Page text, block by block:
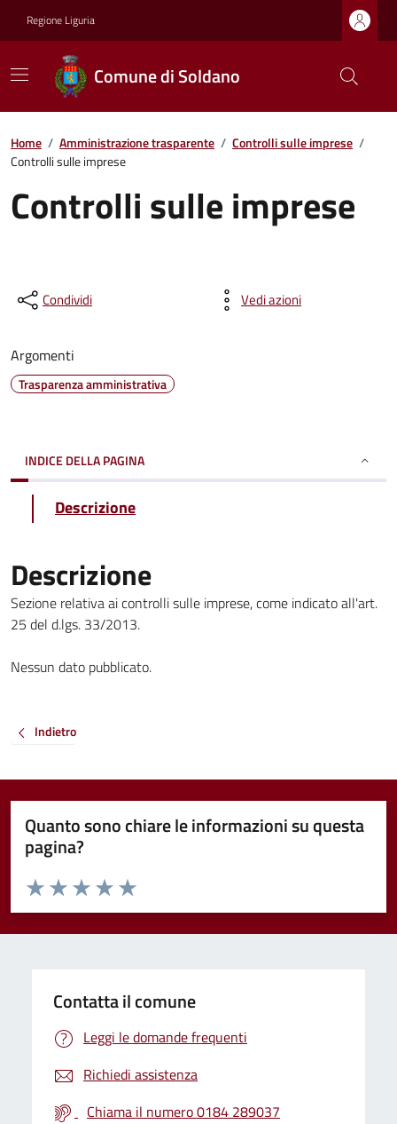
Regione Liguria
Comune di Soldano
Home / Amministrazione trasparente / Controlli sulle imprese /
Controlli sulle imprese
Controlli sulle imprese
Condividi Vedi azioni
Argomenti
Trasparenza amministrativa
INDICE DELLA PAGINA
Descrizione
Descrizione
Sezione relativa ai controlli sulle imprese, come indicato all'art.
25 del d.lgs. 33/2013.
Nessun dato pubblicato.
Indietro
Quanto sono chiare le informazioni su questa
pagina?
Valuta da 1 a 5 stelle la pagina
Valuta 5 stelle su 5
Valuta 4 stelle su 5
Valuta 3 stelle su 5
Valuta 2 stelle su 5
Valuta 1 stelle su 5
Contatta il comune
Leggi le domande frequenti
Richiedi assistenza
Chiama il numero 0184 289037